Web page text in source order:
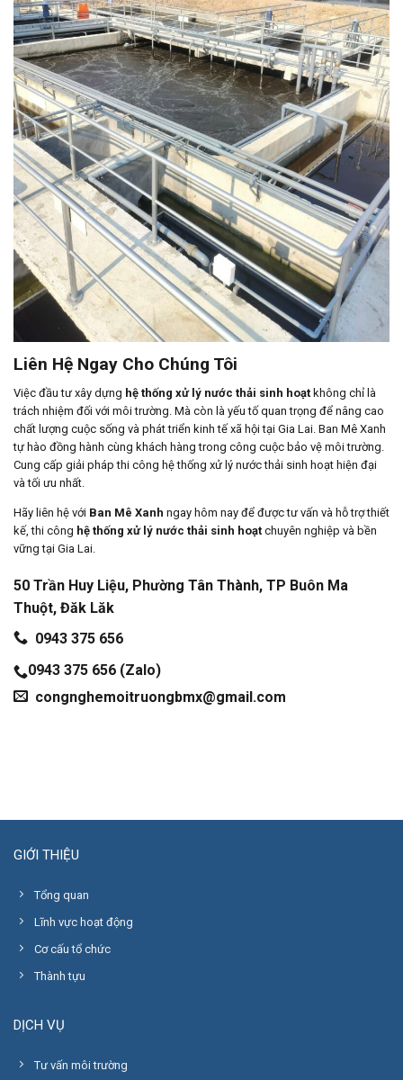
Liên Hệ Ngay Cho Chúng Tôi
Việc đầu tư xây dựng hệ thống xử lý nước thải sinh hoạt không chỉ là
trách nhiệm đối với môi trường. Mà còn là yếu tố quan trọng để nâng cao
chất lượng cuộc sống và phát triển kinh tế xã hội tại Gia Lai. Ban Mê Xanh
tự hào đồng hành cùng khách hàng trong công cuộc bảo vệ môi trường.
Cung cấp giải pháp thi công hệ thống xử lý nước thải sinh hoạt hiện đại
và tối ưu nhất.
Hãy liên hệ với Ban Mê Xanh ngay hôm nay để được tư vấn và hỗ trợ thiết
kế, thi công hệ thống xử lý nước thải sinh hoạt chuyên nghiệp và bền
vững tại Gia Lai.
50 Trần Huy Liệu, Phường Tân Thành, TP Buôn Ma
Thuột, Đăk Lăk
0943 375 656
0943 375 656 (Zalo)
congnghemoitruongbmx@gmail.com
GIỚI THIỆU
Tổng quan
Lĩnh vực hoạt động
Cơ cấu tổ chức
Thành tựu
DỊCH VỤ
Tư vấn môi trường